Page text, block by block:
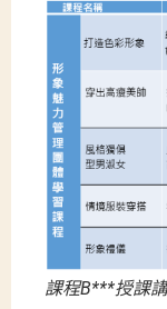
課程B***授課